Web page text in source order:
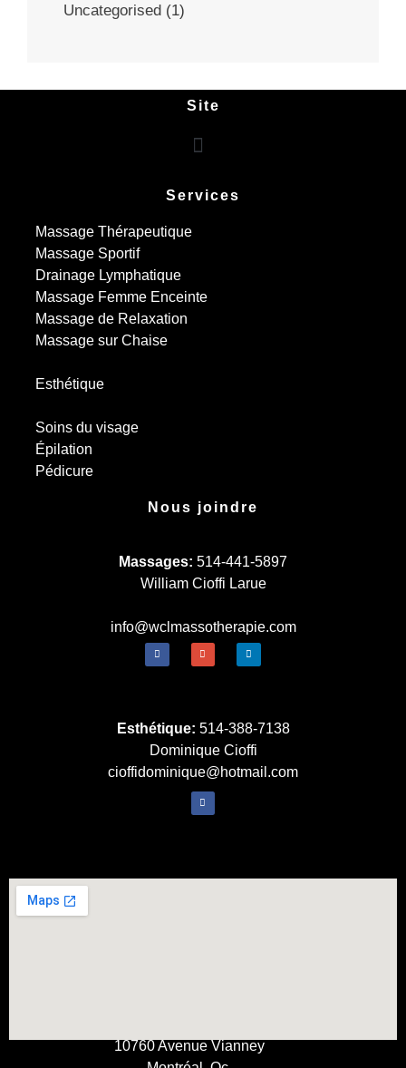
Uncategorised (1)
Site
Services
Massage Thérapeutique
Massage Sportif
Drainage Lymphatique
Massage Femme Enceinte
Massage de Relaxation
Massage sur Chaise
Esthétique
Soins du visage
Épilation
Pédicure
Nous joindre
Massages: 514-441-5897
William Cioffi Larue
info@wclmassotherapie.com
Esthétique: 514-388-7138
Dominique Cioffi
cioffidominique@hotmail.com
10760 Avenue Vianney